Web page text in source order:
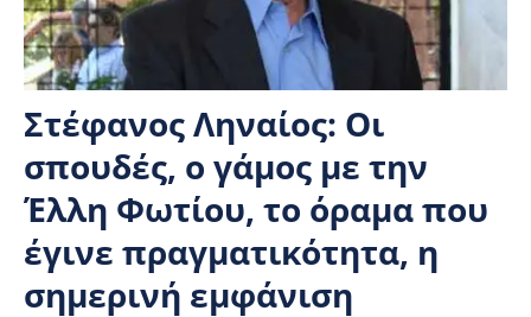
Στέφανος Ληναίος: Οι
σπουδές, ο γάμος με την
Έλλη Φωτίου, το όραμα που
έγινε πραγματικότητα, η
σημερινή εμφάνιση